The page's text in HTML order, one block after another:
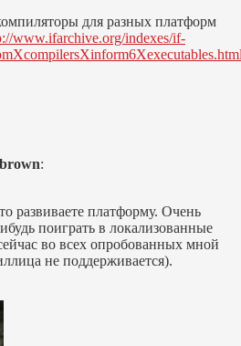
для разных платформ
www.ifarchive.org/indexes/if-
:
развиваете платформу. Очень
поиграть в локализованные
во всех опробованных мной
не поддерживается).